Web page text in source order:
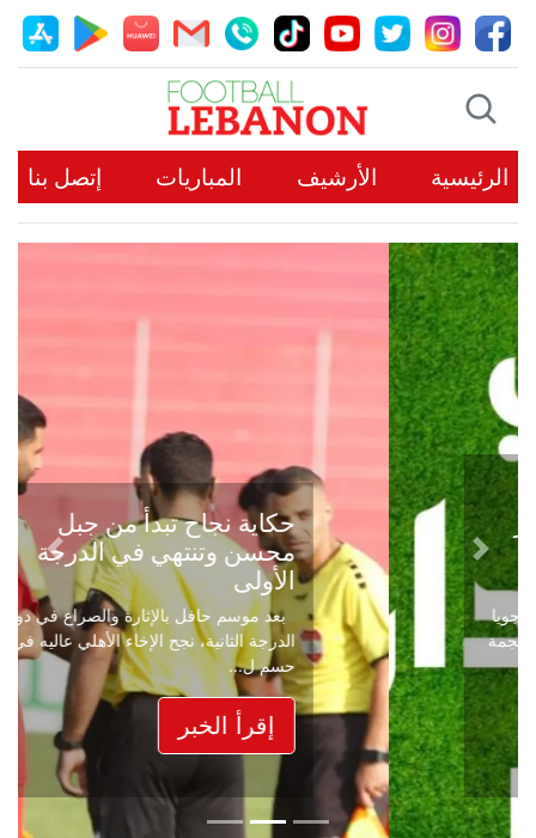
الرئيسية الأرشيف المباريات إتصل بنا
حكاية نجاح تبدأ من جبل
محسن وتنتهي في الدرجة
الأولى
بعد موسم حافل بالإثارة والصراع في دوري
الدرجة الثانية، نجح الإخاء الأهلي عاليه في
حسم ل...
إقرأ الخبر
Previous
Next